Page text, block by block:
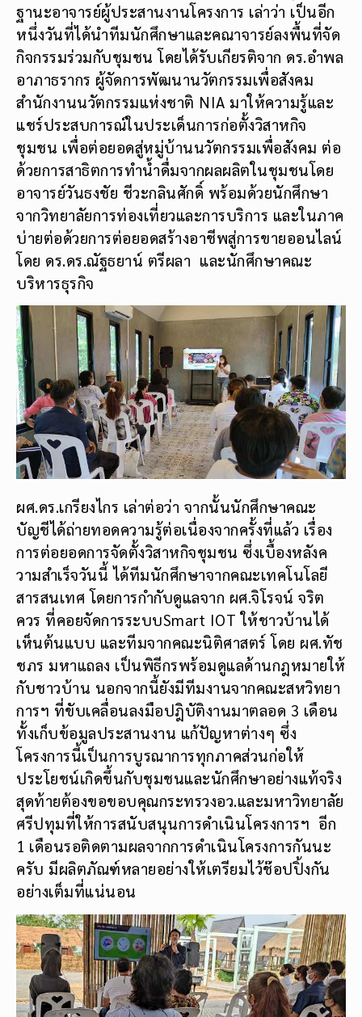
ฐานะอาจารย์ผู้ประสานงานโครงการ เล่าว่า เป็นอีก
หนึ่งวันที่ได้นำทีมนักศึกษาและคณาจารย์ลงพื้นที่จัด
กิจกรรมร่วมกับชุมชน โดยได้รับเกียรติจาก ดร.อำพล
อาภาธรากร ผู้จัดการพัฒนานวัตกรรมเพื่อสังคม
สำนักงานนวัตกรรมแห่งชาติ NIA มาให้ความรู้และ
แชร์ประสบการณ์ในประเด็นการก่อตั้งวิสาหกิจ
ชุมชน เพื่อต่อยอดสู่หมู่บ้านนวัตกรรมเพื่อสังคม ต่อ
ด้วยการสาธิตการทำน้ำดื่มจากผลผลิตในชุมชนโดย
อาจารย์วันธงชัย ชีวะกลินศักดิ์ พร้อมด้วยนักศึกษา
จากวิทยาลัยการท่องเที่ยวและการบริการ และในภาค
บ่ายต่อด้วยการต่อยอดสร้างอาชีพสู่การขายออนไลน์
โดย ดร.ดร.ณัฐธยาน์ ตรีผลา และนักศึกษาคณะ
บริหารธุรกิจ
ผศ.ดร.เกรียงไกร เล่าต่อว่า จากนั้นนักศึกษาคณะ
บัญชีได้ถ่ายทอดความรู้ต่อเนื่องจากครั้งที่แล้ว เรื่อง
การต่อยอดการจัดตั้งวิสาหกิจชุมชน ซึ่งเบื้องหลังค
วามสำเร็จวันนี้ ได้ทีมนักศึกษาจากคณะเทคโนโลยี
สารสนเทศ โดยการกำกับดูแลจาก ผศ.จิโรจน์ จริต
ควร ที่คอยจัดการระบบSmart IOT ให้ชาวบ้านได้
เห็นต้นแบบ และทีมจากคณะนิติศาสตร์ โดย ผศ.ทัช
ชภร มหาแถลง เป็นพิธีกรพร้อมดูแลด้านกฎหมายให้
กับชาวบ้าน นอกจากนี้ยังมีทีมงานจากคณะสหวิทยา
การฯ ที่ขับเคลื่อนลงมือปฎิบัติงานมาตลอด 3 เดือน
ทั้งเก็บข้อมูลประสานงาน แก้ปัญหาต่างๆ ซึ่ง
โครงการนี้เป็นการบูรณาการทุกภาคส่วนก่อให้
ประโยชน์เกิดขึ้นกับชุมชนและนักศึกษาอย่างแท้จริง
สุดท้ายต้องขอขอบคุณกระทรวงอว.และมหาวิทยาลัย
ศรีปทุมที่ให้การสนับสนุนการดำเนินโครงการฯ อีก
1 เดือนรอติดตามผลจากการดำเนินโครงการกันนะ
ครับ มีผลิตภัณฑ์หลายอย่างให้เตรียมไว้ช๊อปปิ้งกัน
อย่างเต็มที่แน่นอน